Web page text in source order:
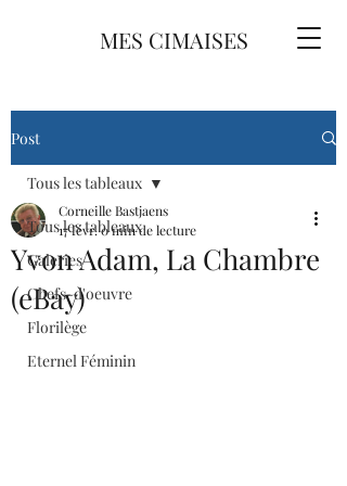
MES CIMAISES
Post
Tous les tableaux
Galeries
Chefs-d'oeuvre
Florilège
Eternel Féminin
Tous les tableaux
Yvon Adam, La Chambre
(eBay)
Corneille Bastjaens
17 févr.0 min de lecture